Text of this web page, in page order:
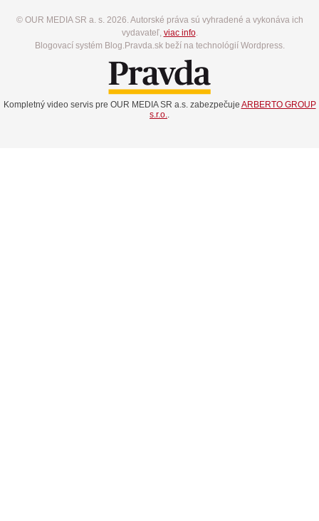
© OUR MEDIA SR a. s. 2026. Autorské práva sú vyhradené a vykonáva ich
vydavateľ, viac info.
Blogovací systém Blog.Pravda.sk beží na technológií Wordpress.
Kompletný video servis pre OUR MEDIA SR a.s. zabezpečuje ARBERTO GROUP
s.r.o.